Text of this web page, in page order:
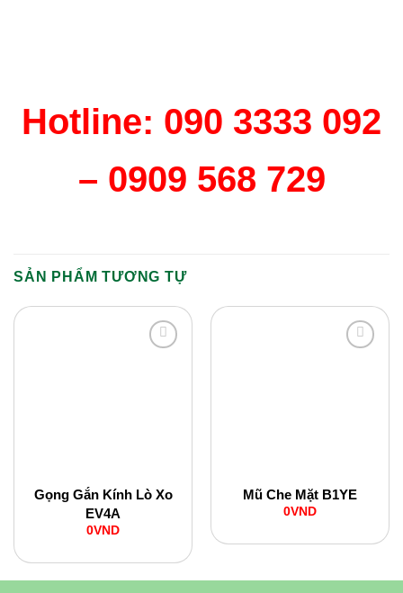
Hotline: 090 3333 092
– 0909 568 729
SẢN PHẨM TƯƠNG TỰ
Gọng Gắn Kính Lò Xo
EV4A
0VND
Mũ Che Mặt B1YE
0VND